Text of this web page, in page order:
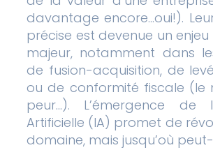
davantage encore…oui!).
précise est devenue un
majeur, notamment dans
de fusion-acquisition, de
ou de conformité fiscale (le
peur…). L’émergence de
Artificielle (IA) promet de
domaine, mais jusqu’où